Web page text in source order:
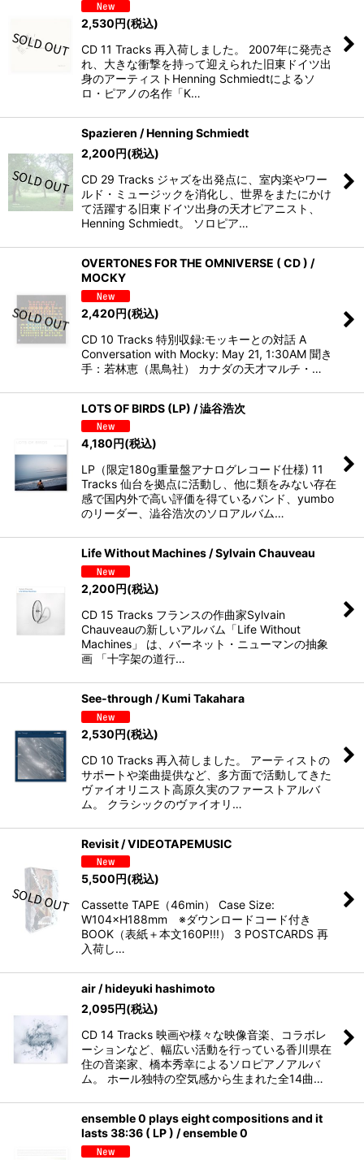
2,530円(税込)
CD 11 Tracks 再入荷しました。 2007年に発売さ
れ、大きな衝撃を持って迎えられた旧東ドイツ出
身のアーティストHenning Schmiedtによるソ
ロ・ピアノの名作「K…
Spazieren / Henning Schmiedt
2,200円(税込)
CD 29 Tracks ジャズを出発点に、室内楽やワー
ルド・ミュージックを消化し、世界をまたにかけ
て活躍する旧東ドイツ出身の天才ピアニスト、
Henning Schmiedt。 ソロピア…
OVERTONES FOR THE OMNIVERSE ( CD ) /
MOCKY
2,420円(税込)
CD 10 Tracks 特別収録:モッキーとの対話 A
Conversation with Mocky: May 21, 1:30AM 聞き
手：若林恵（黒鳥社） カナダの天才マルチ・…
LOTS OF BIRDS (LP) / 澁谷浩次
4,180円(税込)
LP（限定180g重量盤アナログレコード仕様) 11
Tracks 仙台を拠点に活動し、他に類をみない存在
感で国内外で高い評価を得ているバンド、yumbo
のリーダー、澁谷浩次のソロアルバム…
Life Without Machines / Sylvain Chauveau
2,200円(税込)
CD 15 Tracks フランスの作曲家Sylvain
Chauveauの新しいアルバム「Life Without
Machines」 は、バーネット・ニューマンの抽象
画 「十字架の道行…
See-through / Kumi Takahara
2,530円(税込)
CD 10 Tracks 再入荷しました。 アーティストの
サポートや楽曲提供など、多方面で活動してきた
ヴァイオリニスト高原久実のファーストアルバ
ム。 クラシックのヴァイオリ…
Revisit / VIDEOTAPEMUSIC
5,500円(税込)
Cassette TAPE（46min） Case Size:
W104×H188mm ※ダウンロードコード付き
BOOK（表紙＋本文160P!!!） 3 POSTCARDS 再
入荷し…
air / hideyuki hashimoto
2,095円(税込)
CD 14 Tracks 映画や様々な映像音楽、コラボレ
ーションなど、幅広い活動を行っている香川県在
住の音楽家、橋本秀幸によるソロピアノアルバ
ム。 ホール独特の空気感から生まれた全14曲…
ensemble 0 plays eight compositions and it
lasts 38:36 ( LP ) / ensemble 0